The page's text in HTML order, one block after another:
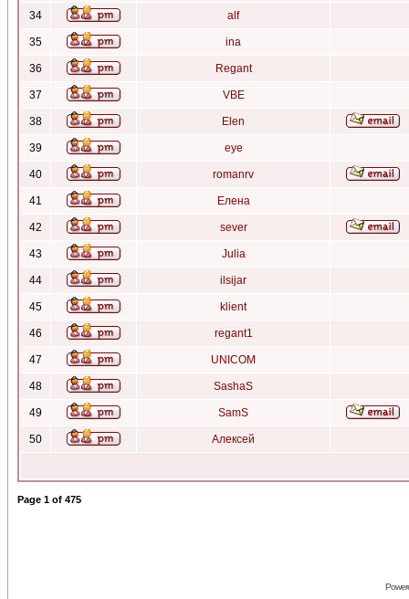
34 alf
35 ina
36 Regant
37 VBE
38 Elen
39 eye
40 romanrv
41 Елена
42 sever
43 Julia
44 ilsijar
45 klient
46 regant1
47 UNICOM
48 SashaS
49 SamS
50 Алексей
Page 1 of 475